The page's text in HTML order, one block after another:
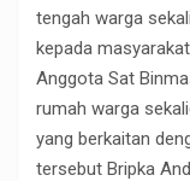
tengah warga
kepada
Anggota Sat
rumah warga
yang berkaitan
tersebut Bripka